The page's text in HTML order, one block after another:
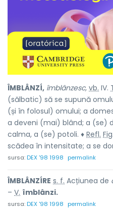
ÎMBLÂNZÍ, îmblânzesc, vb. IV.
(sălbatic) să se supună
(și în folosul) omului; a
a deveni (mai) blând; a (se)
calma, a (se) potoli. ♦ Refl.
scădea în intensitate; a se
sursa:DEX '98 1998 permalink
ÎMBLÂNZÍRE s. f. Acțiunea de
– V. îmblânzi.
sursa:DEX '98 1998 permalink